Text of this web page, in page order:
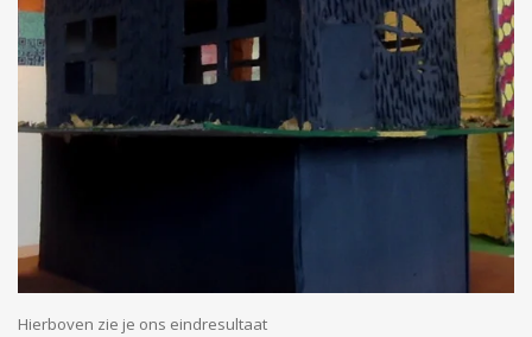
Hierboven zie je ons eindresultaat